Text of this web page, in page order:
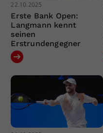
22.10.2025
Erste Bank Open:
Langmann kennt
seinen
Erstrundengegner